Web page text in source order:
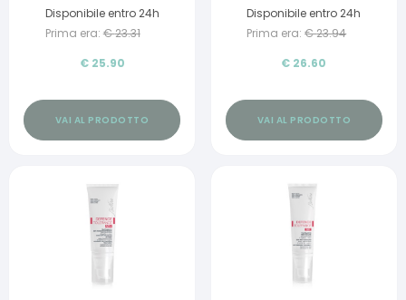
Disponibile entro 24h
Prima era: €23.31
€ 25.90
VAI AL PRODOTTO
Disponibile entro 24h
Prima era: €23.94
€ 26.60
VAI AL PRODOTTO